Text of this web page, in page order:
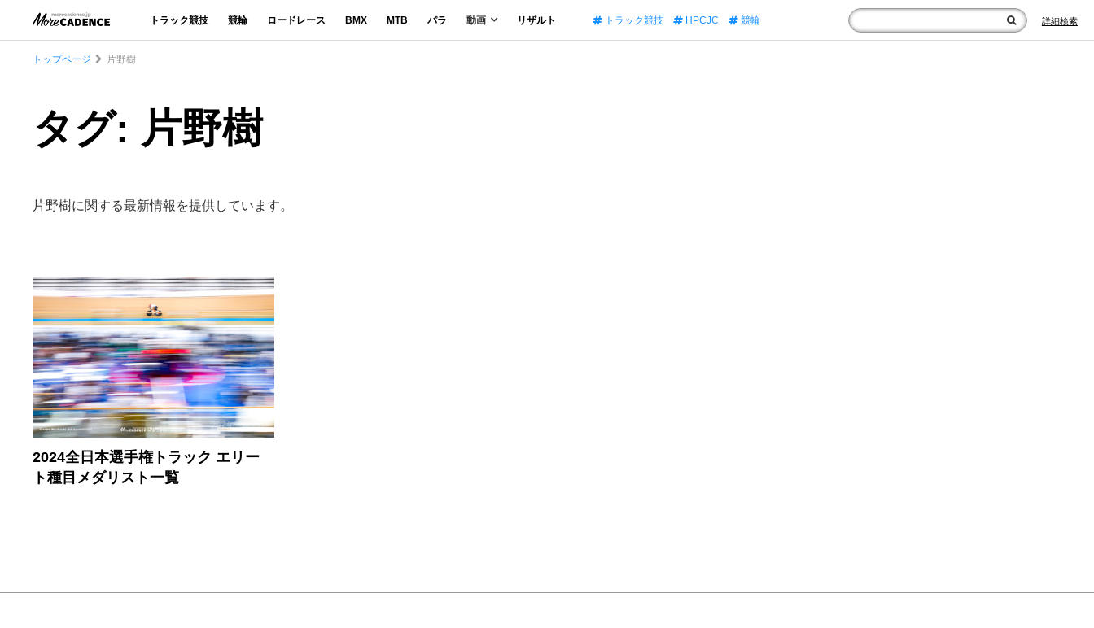
トラック競技 競輪 ロードレース BMX MTB パラ 動画 リザルト トラック競技 HPCJC 競輪 詳細検索
トップページ 片野樹
タグ: 片野樹
片野樹に関する最新情報を提供しています。
2024全日本選手権トラック エリー
ト種目メダリスト一覧